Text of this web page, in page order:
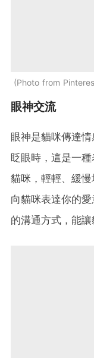
Photo from
眼神交流
眼神是貓咪傳達
眨眼時，這是一
貓咪，輕輕、緩
向貓咪表達你的
的溝通方式，能